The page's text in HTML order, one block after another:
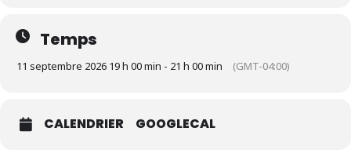
Temps
11 septembre 2026 19 h 00 min - 21 h 00 min (GMT-04:00)
CALENDRIER GOOGLECAL